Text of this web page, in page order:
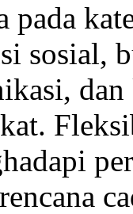
pada
sosial,